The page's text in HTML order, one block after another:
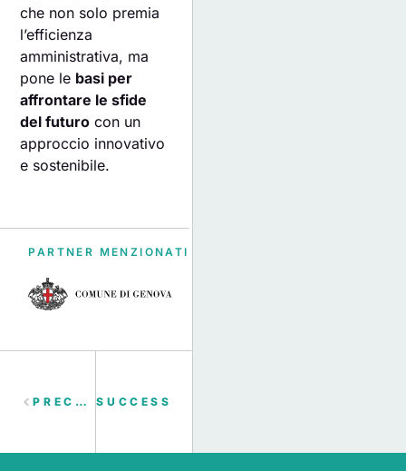
che non solo premia
l’efficienza
amministrativa, ma
pone le basi per
affrontare le sfide
del futuro con un
approccio innovativo
e sostenibile.
PARTNER MENZIONATI
PRECEDENTE SUCCESSIVO